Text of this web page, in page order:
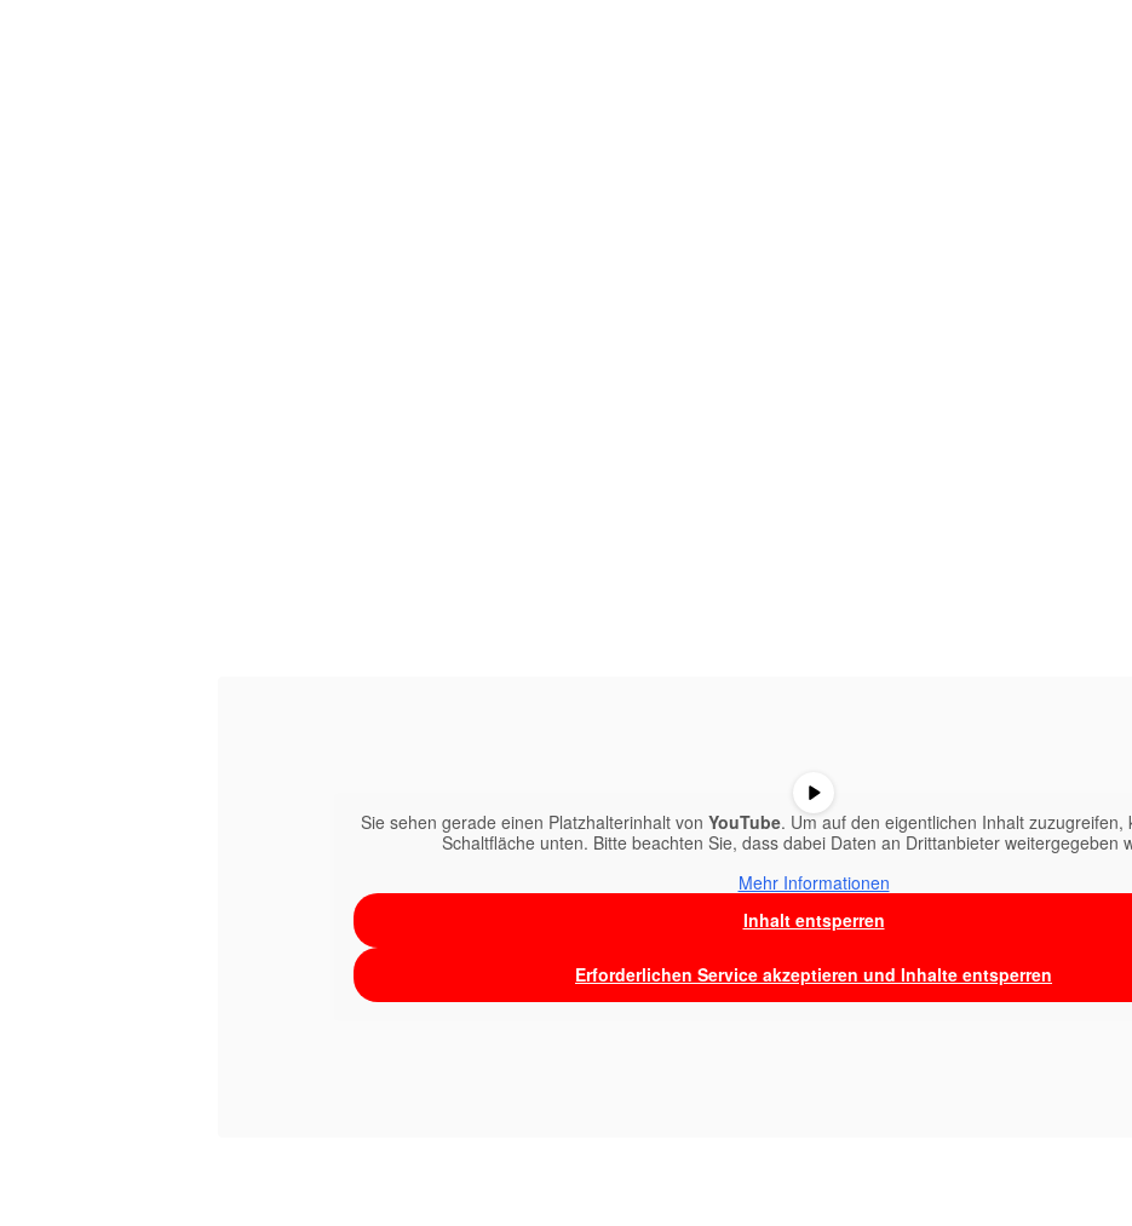
Sie sehen gerade einen Platzhalterinhalt von YouTube. Um auf den eigentlichen Inhalt zuzugreifen,
Schaltfläche unten. Bitte beachten Sie, dass dabei Daten an Drittanbieter weitergegeben
Mehr Informationen
Inhalt entsperren
Erforderlichen Service akzeptieren und Inhalte entsperren